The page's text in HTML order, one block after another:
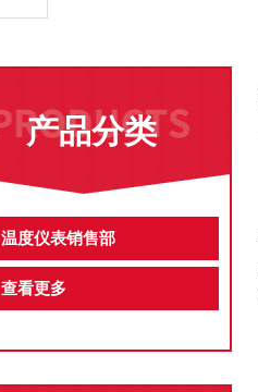
产品分类
温度仪表销售部
查看更多